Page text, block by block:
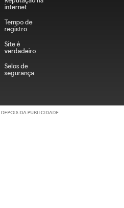
internet
Tempo de
registro
Site é
verdadeiro
Selos de
segurança
DA PUBLICIDADE